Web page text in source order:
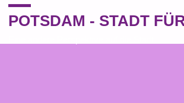
POTSDAM - STADT